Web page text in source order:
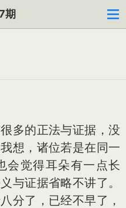
期
的正法与证据，没
想，诸位若是在同一
会觉得耳朵有一点长
与证据省略不讲了。
分了，已经不早了，